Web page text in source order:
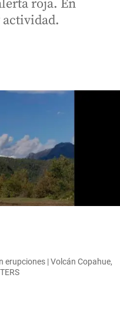
roja. En
erupciones | Volcán Copahue,